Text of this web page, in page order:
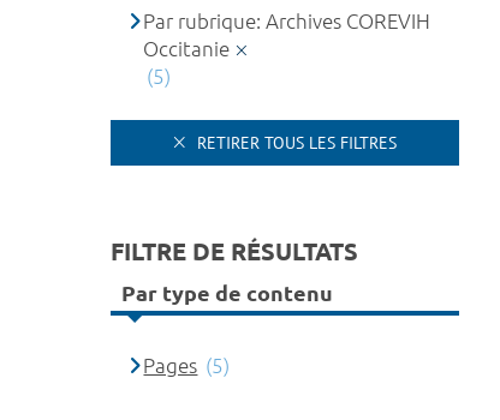
Par rubrique: Archives COREVIH
Occitanie
(5)
RETIRER TOUS LES FILTRES
FILTRE DE RÉSULTATS
Par type de contenu
Pages (5)